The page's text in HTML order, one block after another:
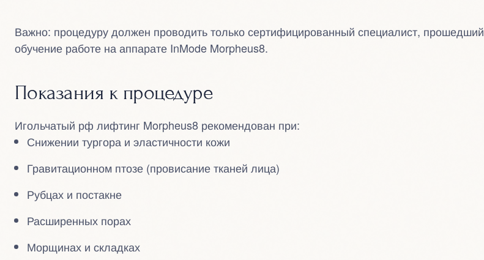
Важно: процедуру должен проводить только сертифицированный специалист, прошедший
обучение работе на аппарате InMode Morpheus8.
Показания к процедуре
Игольчатый рф лифтинг Morpheus8 рекомендован при:
Снижении тургора и эластичности кожи
Гравитационном птозе (провисание тканей лица)
Рубцах и постакне
Расширенных порах
Морщинах и складках